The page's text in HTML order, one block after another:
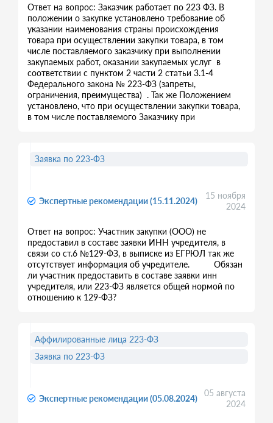
Ответ на вопрос: Заказчик работает по 223 ФЗ. В
положении о закупке установлено требование об
указании наименования страны происхождения
товара при осуществлении закупки товара, в том
числе поставляемого заказчику при выполнении
закупаемых работ, оказании закупаемых услуг в
соответствии с пунктом 2 части 2 статьи 3.1-4
Федерального закона № 223-ФЗ (запреты,
ограничения, преимущества) . Так же Положением
установлено, что при осуществлении закупки товара,
в том числе поставляемого Заказчику при
Экспертные рекомендации (15.11.2024)
15 ноября
2024
Ответ на вопрос: Участник закупки (ООО) не
предоставил в составе заявки ИНН учредителя, в
связи со ст.6 №129-ФЗ, в выписке из ЕГРЮЛ так же
отсутствует информация об учредителе. Обязан
ли участник предоставить в составе заявки инн
учредителя, или 223-ФЗ является общей нормой по
отношению к 129-ФЗ?
Заявка по 223-ФЗ
Экспертные рекомендации (05.08.2024)
05 августа
2024
Аффилированные лица 223-ФЗ
Заявка по 223-ФЗ